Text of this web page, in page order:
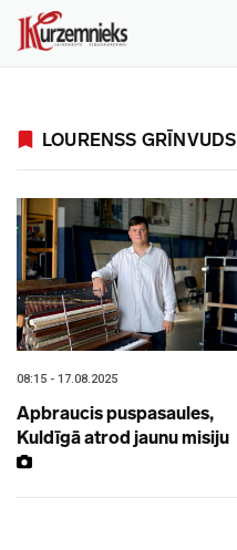
LOURENSS GRĪNVUDS
08:15 - 17.08.2025
Apbraucis puspasaules,
Kuldīgā atrod jaunu misiju